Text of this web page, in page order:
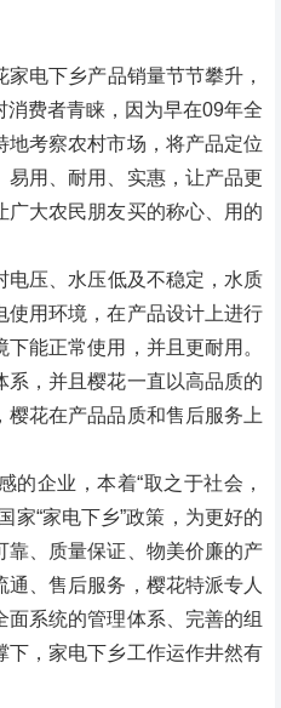
电下乡产品销量节节攀升，
费者青睐，因为早在09年全
地考察农村市场，将产品定位
用、耐用、实惠，让产品更
大农民朋友买的称心、用的
压、水压低及不稳定，水质
使用环境，在产品设计上进行
能正常使用，并且更耐用。
系，并且樱花一直以高品质的
樱花在产品品质和售后服务上
企业，本着“取之于社会，
家“家电下乡”政策，为更好的
靠、质量保证、物美价廉的产
、售后服务，樱花特派专人
系统的管理体系、完善的组
下，家电下乡工作运作井然有